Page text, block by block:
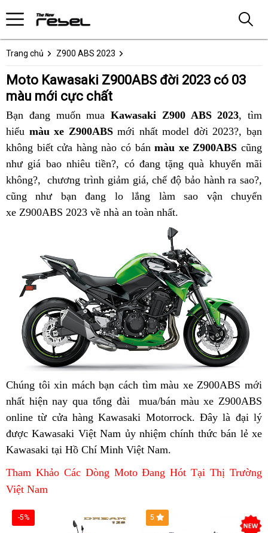
Trang chủ Z900 ABS 2023
Moto Kawasaki Z900ABS đời 2023 có 03
màu mới cực chất
Bạn đang muốn mua Kawasaki Z900 ABS 2023, đấu
giá
tìm
hiểu màu xe Z900ABSmới nhấtxin
sò
màu
xanh
KRT
Z900
mới
model đời 2023?, bạn
không biết cửa hàng nào có bánmàu xe Z900ABScũng
như giá bao nhiêu tiền?03
màu
Z900ABS
2023
, khuyến
mãi
có đang tặng quà khuyến mãi
không?, màu
xanh
KRT
khuyến
mãi
chương trình 03
màu
Z900ABS
giảm giá, tham
khảo
chế độ bảo hành ra sao?,
cũng như bạn đang lo lắng xe
Z900ABS
màu
mới
nhất
làm sao bán
vận chuyển
xe Z900ABS 2023 về nhà an toàn nhấtbáo
giá
.
Chúng tôi xin mách bạn cách tìmđặt
mua
màu xe Z900ABS mới
nhất hiện nay giá
vố
màu
xanh
KRT
Z900
mới
qua tổng đài
bảo
hành
chính
hãng
mua/bán màu xe Z900ABS
online từ cửa hàng Kawasaki Motorrockmới
nhất
. Đây là đại lý
được Kawasaki Việt Nam ủy nhiệm chính thức03
Z900ABS
bán lẻxe
Kawasaki tại Hồ Chí Minh Việt Namnhập
khẩu
.
Tham Khảo Các Dòng Moto Đang Hót Tại Thị Trường
Việt Nam
-5% 5